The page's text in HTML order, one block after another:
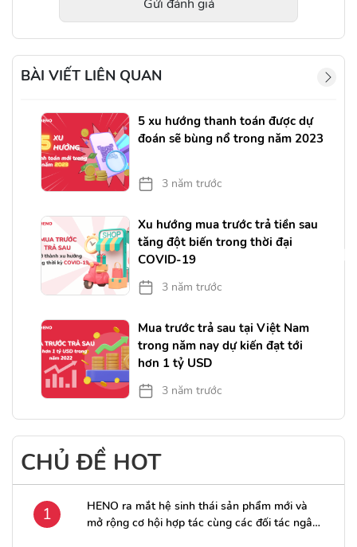
Gửi đánh giá
BÀI VIẾT LIÊN QUAN
5 xu hướng thanh toán được dự
đoán sẽ bùng nổ trong năm 2023
3 năm trước
Xu hướng mua trước trả tiền sau
tăng đột biến trong thời đại
COVID-19
3 năm trước
Mua trước trả sau tại Việt Nam
trong năm nay dự kiến đạt tới
hơn 1 tỷ USD
3 năm trước
CHỦ ĐỀ HOT
1
HENO ra mắt hệ sinh thái sản phẩm mới và
mở rộng cơ hội hợp tác cùng các đối tác ngân